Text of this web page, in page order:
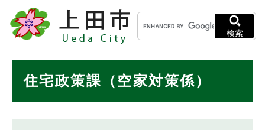
メニューを飛ばして本文へ
キ
ー
ワ
検
検索
住宅政策課（空家対策係）